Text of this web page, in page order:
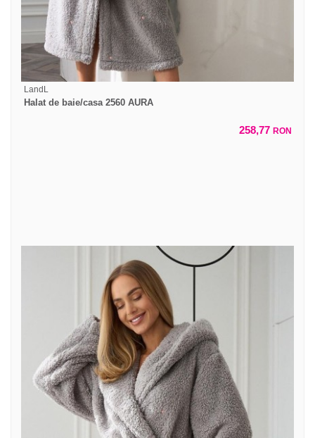
LandL
Halat de baie/casa 2560 AURA
258,77 RON